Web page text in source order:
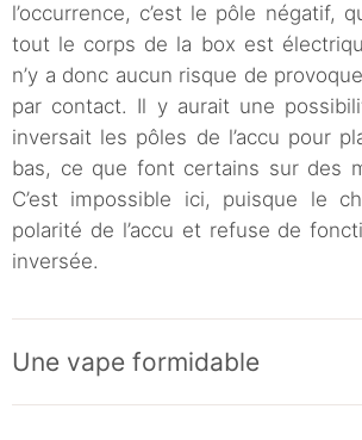
l’occurrence, c’est le pôle négatif,
tout le corps de la box est
n’y a donc aucun risque de
par contact. Il y aurait une
inversait les pôles de l’accu pour
bas, ce que font certains sur des
C’est impossible ici, puisque le
polarité de l’accu et refuse de
inversée.
Une vape formidable